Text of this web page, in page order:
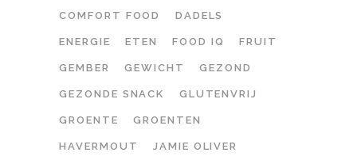
COMFORT FOOD DADELS
ENERGIE ETEN FOOD IQ FRUIT
GEMBER GEWICHT GEZOND
GEZONDE SNACK GLUTENVRIJ
GROENTE GROENTEN
HAVERMOUT JAMIE OLIVER